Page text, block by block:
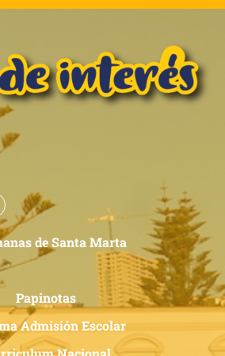
de Santa Marta
Papinotas
Admisión Escolar